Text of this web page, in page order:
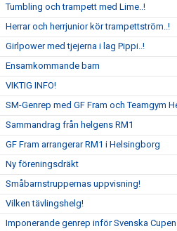
Tumbling och trampett med Lime..!
Herrar och herrjunior kör trampettström..!
Girlpower med tjejerna i lag Pippi..!
Ensamkommande barn
VIKTIG INFO!
SM-Genrep med GF Fram och Teamgym
Sammandrag från helgens RM1
GF Fram arrangerar RM1 i Helsingborg
Ny föreningsdräkt
Småbarnstruppernas uppvisning!
Vilken tävlingshelg!
Imponerande genrep inför Svenska